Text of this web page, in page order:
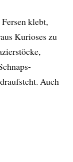
klebt,
Kurioses zu
draufsteht. Auch